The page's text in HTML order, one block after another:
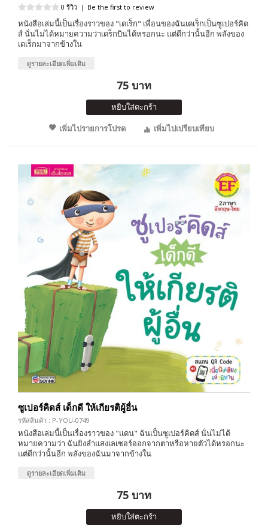
0 รีวิว | Be the first to review
หนังสือเล่มนี้เป็นเรื่องราวของ "เดเร็ก" เพื่อนของฉันเดเร็กเป็นซูเปอร์คิด
ส์ นั่นไม่ได้หมายความว่าเดร็กบินได้หรอกนะ แต่ดีกว่านั้นอีก พลังของ
เดเร็กมาจากข้างใน
ดูรายละเอียดเพิ่มเติม
75 บาท
หยิบใส่ตะกร้า
เพิ่มไปรายการโปรด
เพิ่มไปเปรียบเทียบ
ซูเปอร์คิดส์ เด็กดี ให้เกียรติผู้อื่น
รหัสสินค้า : P-YOU-0749
หนังสือเล่มนี้เป็นเรื่องราวของ "แดน" ฉันเป็นซูเปอร์คิดส์ นั่นไม่ได้
หมายความว่า ฉันยิงลำแสงเลเซอร์ออกจากตาหรือหายตัวได้หรอกนะ
แต่ดีกว่านั้นอีก พลังของฉันมาจากข้างใน
ดูรายละเอียดเพิ่มเติม
75 บาท
หยิบใส่ตะกร้า